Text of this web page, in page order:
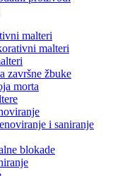
malteri
malteri
završne žbuke
morta
i saniranje
blokade